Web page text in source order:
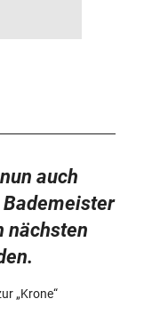
auch
nächsten
„Krone“